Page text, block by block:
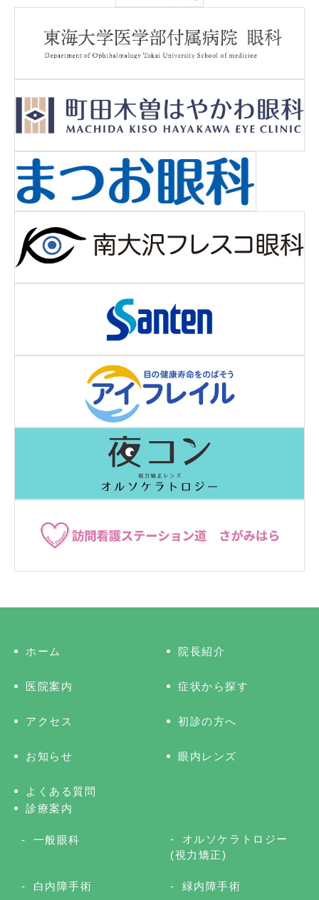
ホーム 院長紹介
医院案内 症状から探す
アクセス 初診の方へ
お知らせ 眼内レンズ
よくある質問
診療案内
一般眼科
オルソケラトロジー
(視力矯正)
白内障手術 緑内障手術